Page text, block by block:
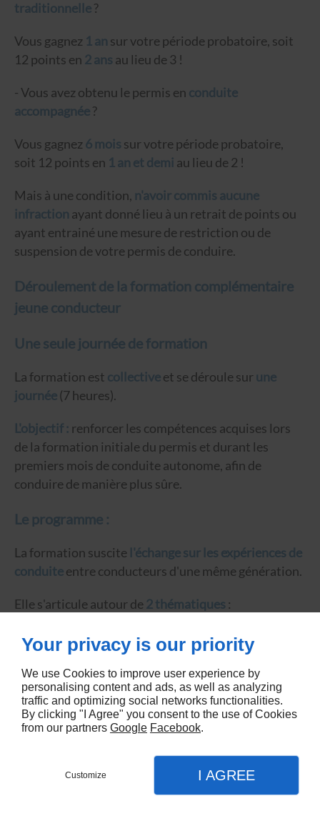
traditionnelle?
Vous gagnez 1 an sur votre période probatoire, soit
12 points en 2 ans au lieu de 3 !
- Vous avez obtenu le permis en conduite
accompagnée?
Vous gagnez 6 mois sur votre période probatoire,
soit 12 points en 1 an et demi au lieu de 2 !
Mais à une condition, n'avoir commis aucune
infraction ayant donné lieu à un retrait de points ou
ayant entrainé une mesure de restriction ou de
suspension de votre permis de conduire.
Déroulement de la formation complémentaire
jeune conducteur
Une seule journée de formation
La formation est collectiveet se déroule surune
journée(7 heures).
L'objectif : renforcer les compétences acquises lors
de la formation initiale du permis et durant les
premiers mois de conduite autonome, afin de
conduire de manière plus sûre.
Le programme :
La formation suscite l'échange sur les expériences de
conduiteentre conducteurs d'une même génération.
Elle s'articule autour de 2 thématiques :
1. Améliorer la compréhension et la gestion de
situations de conduite complexes.
2. Rendre les déplacements plus sûrs et plus citoyens
par des choix de mobilité responsables.
une attestation de suivi de la formation
Your privacy is our priority
We use Cookies to improve user experience by
personalising content and ads, as well as analyzing
traffic and optimizing social networks functionalities.
By clicking "I Agree" you consent to the use of Cookies
from our partners Google Facebook.
Customize I AGREE